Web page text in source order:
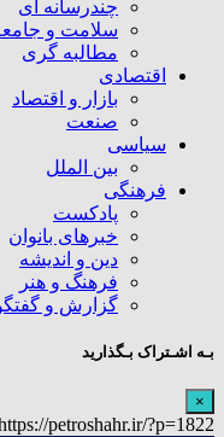
چندرسانه ای
سلامت و
مطالبه گری
اقتصادی
بازار و اقتصاد
صنعت
سیاسی
بین الملل
فرهنگی
پادکست
خبرهای بانوان
دین و اندیشه
فرهنگ و هنر
گزارش و
بـه اشـتراک بـگذارید
×
petroshahr.ir/?p=1822